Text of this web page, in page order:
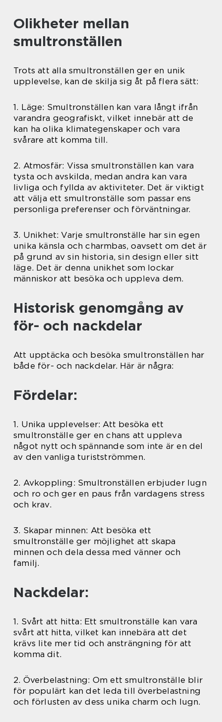
Olikheter mellan
smultronställen
Trots att alla smultronställen ger en unik
upplevelse, kan de skilja sig åt på flera sätt:
1. Läge: Smultronställen kan vara långt ifrån
varandra geografiskt, vilket innebär att de
kan ha olika klimategenskaper och vara
svårare att komma till.
2. Atmosfär: Vissa smultronställen kan vara
tysta och avskilda, medan andra kan vara
livliga och fyllda av aktiviteter. Det är viktigt
att välja ett smultronställe som passar ens
personliga preferenser och förväntningar.
3. Unikhet: Varje smultronställe har sin egen
unika känsla och charmbas, oavsett om det är
på grund av sin historia, sin design eller sitt
läge. Det är denna unikhet som lockar
människor att besöka och uppleva dem.
Historisk genomgång av
för- och nackdelar
Att upptäcka och besöka smultronställen har
både för- och nackdelar. Här är några:
Fördelar:
1. Unika upplevelser: Att besöka ett
smultronställe ger en chans att uppleva
något nytt och spännande som inte är en del
av den vanliga turistströmmen.
2. Avkoppling: Smultronställen erbjuder lugn
och ro och ger en paus från vardagens stress
och krav.
3. Skapar minnen: Att besöka ett
smultronställe ger möjlighet att skapa
minnen och dela dessa med vänner och
familj.
Nackdelar:
1. Svårt att hitta: Ett smultronställe kan vara
svårt att hitta, vilket kan innebära att det
krävs lite mer tid och ansträngning för att
komma dit.
2. Överbelastning: Om ett smultronställe blir
för populärt kan det leda till överbelastning
och förlusten av dess unika charm och lugn.